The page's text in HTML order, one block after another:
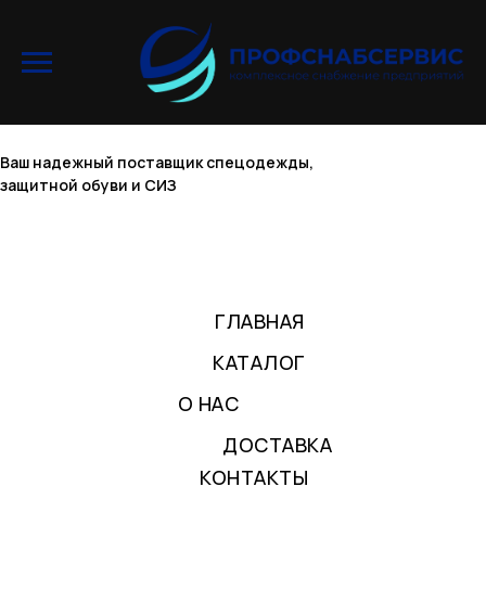
ГЛАВНАЯ
КАТАЛОГ
О НАС
ДОСТАВКА
КОНТАКТЫ
Ваш надежный поставщик спецодежды,
защитной обуви и СИЗ